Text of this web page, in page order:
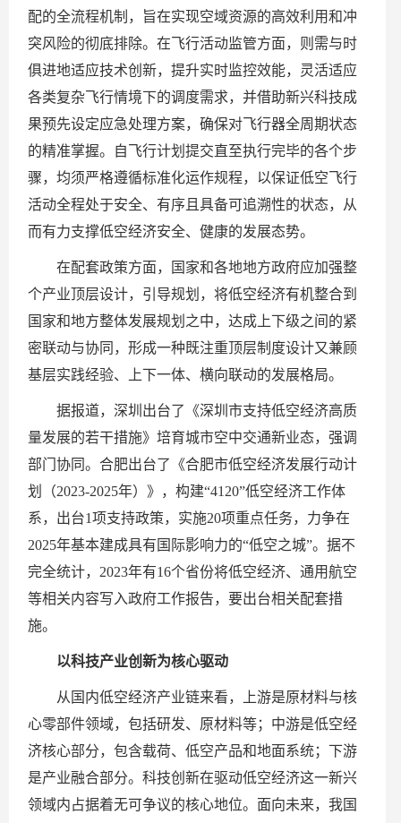
配的全流程机制，旨在实现空域资源的高效利用和冲
突风险的彻底排除。在飞行活动监管方面，则需与时
俱进地适应技术创新，提升实时监控效能，灵活适应
各类复杂飞行情境下的调度需求，并借助新兴科技成
果预先设定应急处理方案，确保对飞行器全周期状态
的精准掌握。自飞行计划提交直至执行完毕的各个步
骤，均须严格遵循标准化运作规程，以保证低空飞行
活动全程处于安全、有序且具备可追溯性的状态，从
而有力支撑低空经济安全、健康的发展态势。
在配套政策方面，国家和各地地方政府应加强整
个产业顶层设计，引导规划，将低空经济有机整合到
国家和地方整体发展规划之中，达成上下级之间的紧
密联动与协同，形成一种既注重顶层制度设计又兼顾
基层实践经验、上下一体、横向联动的发展格局。
据报道，深圳出台了《深圳市支持低空经济高质
量发展的若干措施》培育城市空中交通新业态，强调
部门协同。合肥出台了《合肥市低空经济发展行动计
划（2023-2025年）》，构建“4120”低空经济工作体
系，出台1项支持政策，实施20项重点任务，力争在
2025年基本建成具有国际影响力的“低空之城”。据不
完全统计，2023年有16个省份将低空经济、通用航空
等相关内容写入政府工作报告，要出台相关配套措
施。
以科技产业创新为核心驱动
从国内低空经济产业链来看，上游是原材料与核
心零部件领域，包括研发、原材料等；中游是低空经
济核心部分，包含载荷、低空产品和地面系统；下游
是产业融合部分。科技创新在驱动低空经济这一新兴
领域内占据着无可争议的核心地位。面向未来，我国